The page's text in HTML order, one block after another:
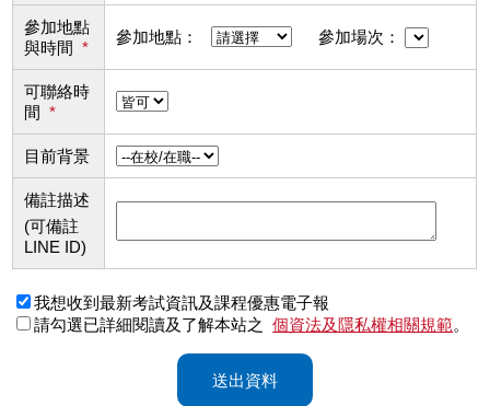
參加地點
與時間 *
參加地點： 參加場次：
可聯絡時
間 *
目前背景
備註描述
(可備註
LINE ID)
我想收到最新考試資訊及課程優惠電子報
請勾選已詳細閱讀及了解本站之
個資法及隱私權相關規範。
送出資料